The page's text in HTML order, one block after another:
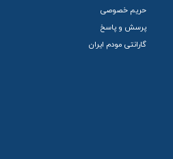
حریم خصوصی
پرسش و پاسخ
گارانتی مودم ایران